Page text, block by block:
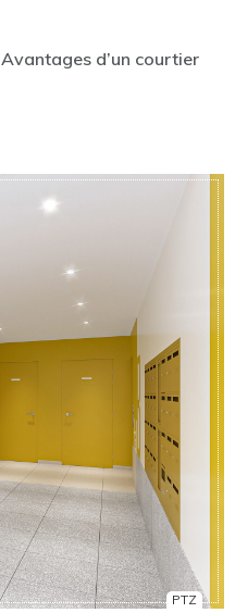
Avantages d’un courtier
PTZ